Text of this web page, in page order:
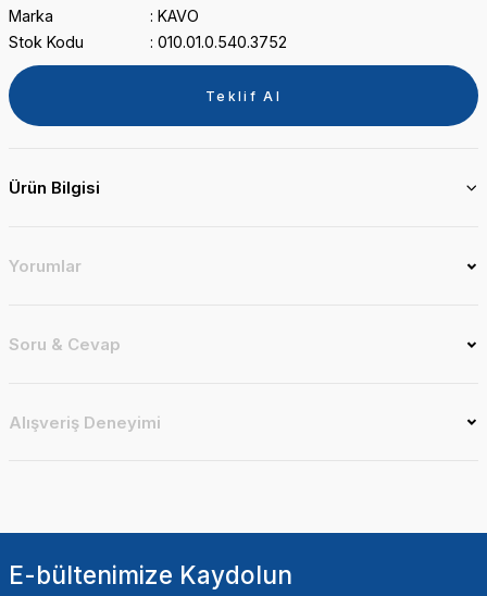
Marka
KAVO
Stok Kodu
010.01.0.540.3752
Teklif Al
Ürün Bilgisi
Yorumlar
Soru & Cevap
Alışveriş Deneyimi
E-bültenimize Kaydolun